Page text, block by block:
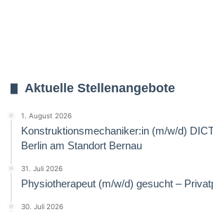
Aktuelle Stellenangebote
1. August 2026
Konstruktionsmechaniker:in (m/w/d)
Berlin am Standort Bernau
31. Juli 2026
Physiotherapeut (m/w/d) gesucht –
30. Juli 2026